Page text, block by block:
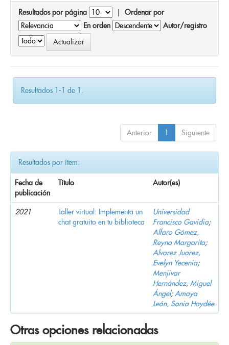
Resultados por página | Ordenar por
En orden
Autor/registro
Resultados 1-1 de 1.
Anterior 1 Siguiente
Resultados por ítem:
Fecha de
publicación
Título Autor(es)
2021
Taller virtual: Implementa un
chat gratuito en tu biblioteca
Universidad
Francisco Gavidia;
Alfaro Gómez,
Reyna Margarita;
Alvarez Juarez,
Evelyn Yecenia;
Menjivar
Hernández, Miguel
Ángel; Amaya
León, Sonia Haydée
Otras opciones relacionadas